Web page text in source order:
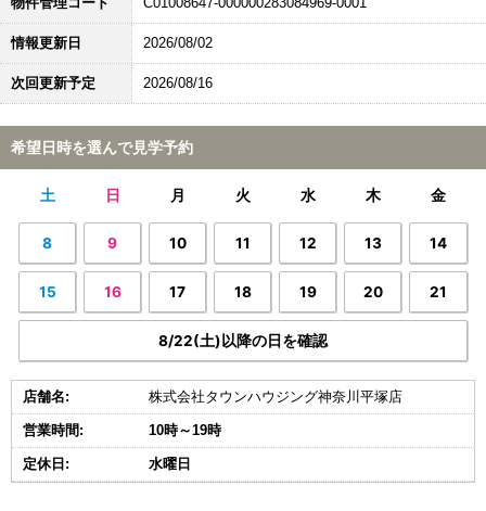
情報更新日 2026/08/02
次回更新予定 2026/08/16
希望日時を選んで見学予約
土 日 月 火 水 木 金
8 9 10 11 12 13 14
15 16 17 18 19 20 21
8/22(土)以降の日を確認
店舗名: 株式会社タウンハウジング神奈川平塚店
営業時間: 10時～19時
定休日: 水曜日